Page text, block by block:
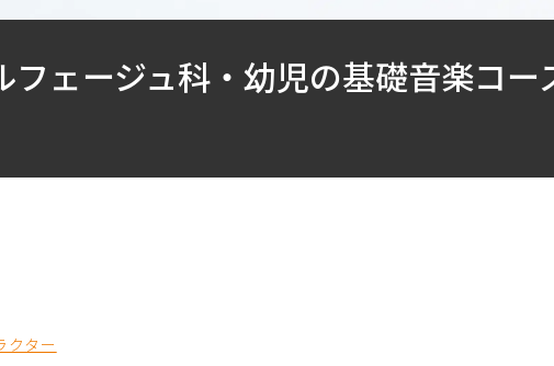
フェージュ科・幼児の基礎音楽コー
クター